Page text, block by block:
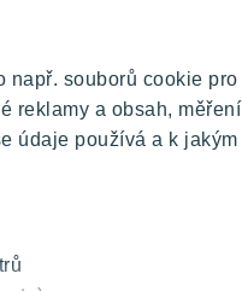
např. souborů cookie pro
reklamy a obsah, měření
údaje používá a k jakým
III
IV